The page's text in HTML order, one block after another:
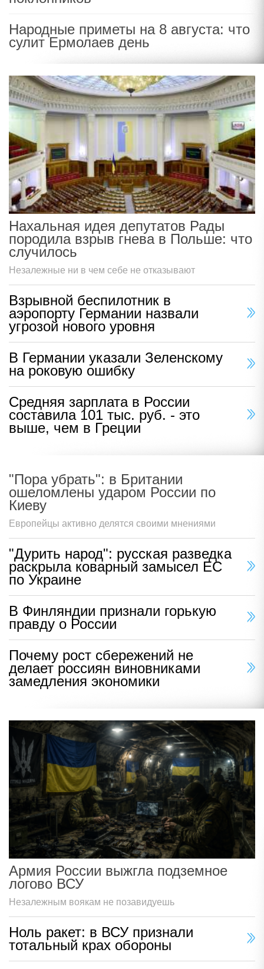
Народные приметы на 8 августа: что
сулит Ермолаев день
Нахальная идея депутатов Рады
породила взрыв гнева в Польше: что
случилось
Незалежные ни в чем себе не отказывают
Взрывной беспилотник в
аэропорту Германии назвали
угрозой нового уровня
В Германии указали Зеленскому
на роковую ошибку
Средняя зарплата в России
составила 101 тыс. руб. - это
выше, чем в Греции
"Пора убрать": в Британии
ошеломлены ударом России по
Киеву
Европейцы активно делятся своими мнениями
"Дурить народ": русская разведка
по Украине
В Финляндии признали горькую
правду о России
Почему рост сбережений не
делает россиян виновниками
замедления экономики